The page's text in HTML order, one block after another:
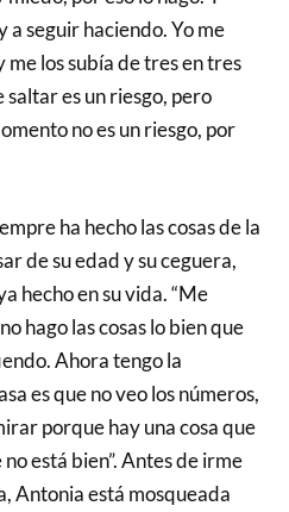
a seguir haciendo. Yo me
me los subía de tres en tres
saltar es un riesgo, pero
no es un riesgo, por
ha hecho las cosas de la
de su edad y su ceguera,
hecho en su vida. “Me
hago las cosas lo bien que
Ahora tengo la
es que no veo los números,
porque hay una cosa que
está bien”. Antes de irme
Antonia está mosqueada